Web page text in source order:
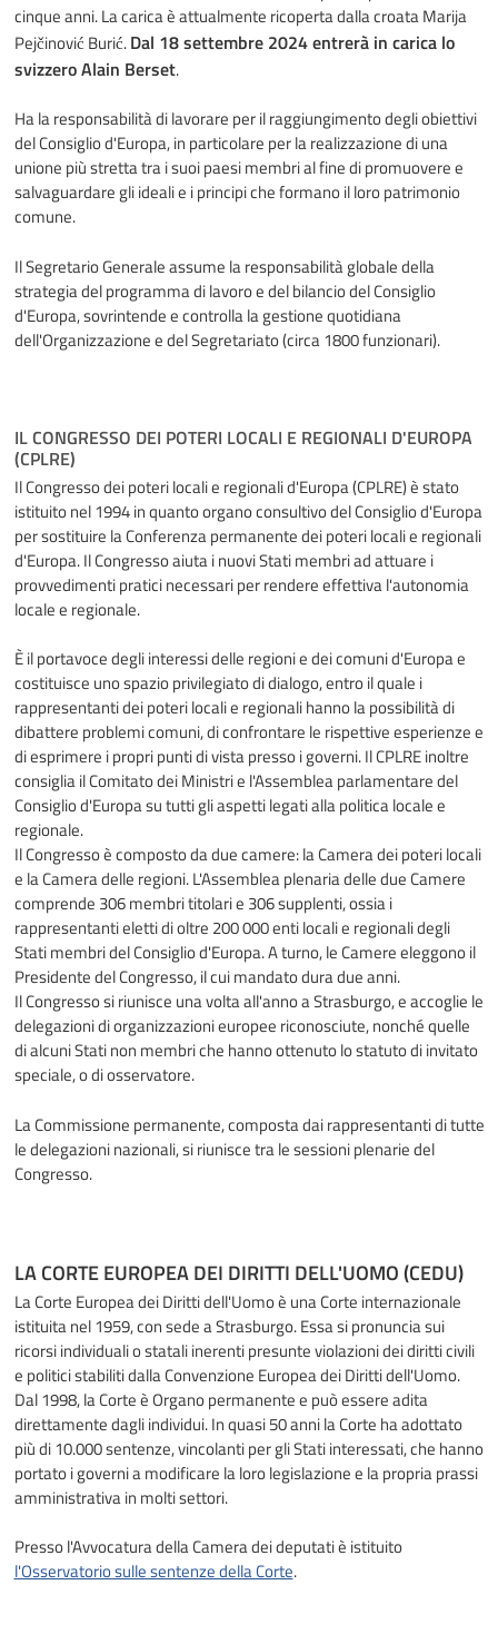
cinque anni. La carica è attualmente ricoperta dalla croataMarija
Pejčinović Burić.Dal 18 settembre 2024 entrerà in carica lo
svizzero Alain Berset.
Ha la responsabilità di lavorare per il raggiungimento degli obiettivi
del Consiglio d'Europa, in particolare per la realizzazione di una
unione più stretta tra i suoi paesi membri al fine di promuovere e
salvaguardare gli ideali e i principi che formano il loro patrimonio
comune.
Il Segretario Generale assume la responsabilità globale della
strategia del programma di lavoro e del bilancio del Consiglio
d'Europa, sovrintende e controlla la gestione quotidiana
dell'Organizzazione e del Segretariato (circa 1800 funzionari).
IL CONGRESSO DEI POTERI LOCALI E REGIONALI D'EUROPA
(CPLRE)
Il Congresso dei poteri locali e regionali d'Europa (CPLRE) è stato
istituito nel 1994 in quanto organo consultivo del Consiglio d'Europa
per sostituire la Conferenza permanente dei poteri locali e regionali
d'Europa. Il Congresso aiuta i nuovi Stati membri ad attuare i
provvedimenti pratici necessari per rendere effettiva l'autonomia
locale e regionale.
È il portavoce degli interessi delle regioni e dei comuni d'Europa e
costituisce uno spazio privilegiato di dialogo, entro il quale i
rappresentanti dei poteri locali e regionali hanno la possibilità di
dibattere problemi comuni, di confrontare le rispettive esperienze e
di esprimere i propri punti di vista presso i governi. Il CPLRE inoltre
consiglia il Comitato dei Ministri e l'Assemblea parlamentare del
Consiglio d'Europa su tutti gli aspetti legati alla politica locale e
regionale.
Il Congresso è composto da due camere: la Camera dei poteri locali
e la Camera delle regioni. L'Assemblea plenaria delle due Camere
comprende 306 membri titolari e 306 supplenti, ossia i
rappresentanti eletti di oltre 200 000 enti locali e regionali degli
Stati membri del Consiglio d'Europa. A turno, le Camere eleggono il
Presidente del Congresso, il cui mandato dura due anni.
Il Congresso si riunisce una volta all'anno a Strasburgo, e accoglie le
delegazioni di organizzazioni europee riconosciute, nonché quelle
di alcuni Stati non membri che hanno ottenuto lo statuto di invitato
speciale, o di osservatore.
La Commissione permanente, composta dai rappresentanti di tutte
le delegazioni nazionali, si riunisce tra le sessioni plenarie del
Congresso.
LA CORTE EUROPEA DEI DIRITTI DELL'UOMO (CEDU)
La Corte Europea dei Diritti dell'Uomo è una Corte internazionale
istituita nel 1959, con sede a Strasburgo. Essa si pronuncia sui
ricorsi individuali o statali inerenti presunte violazioni dei diritti civili
e politici stabiliti dalla Convenzione Europea dei Diritti dell'Uomo.
Dal 1998, la Corte è Organo permanente e può essere adita
direttamente dagli individui. In quasi 50 anni la Corte ha adottato
più di 10.000 sentenze, vincolanti per gli Stati interessati, che hanno
portato i governi a modificare la loro legislazione e la propria prassi
amministrativa in molti settori.
Presso l'Avvocatura della Camera dei deputati è istituito
l'Osservatorio sulle sentenze della Corte.